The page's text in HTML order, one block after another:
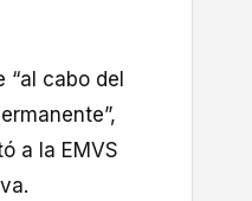
“al cabo del
a la EMVS